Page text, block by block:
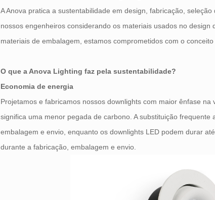
A Anova pratica a sustentabilidade em design, fabricação,
nossos engenheiros considerando os materiais usados ​​no
materiais de embalagem, estamos comprometidos com o conceito
O que a Anova Lighting faz pela sustentabilidade?
Economia de energia
Projetamos e fabricamos nossos downlights com maior ênfase
significa uma menor pegada de carbono. A substituição
embalagem e envio, enquanto os downlights LED podem durar
durante a fabricação, embalagem e envio.